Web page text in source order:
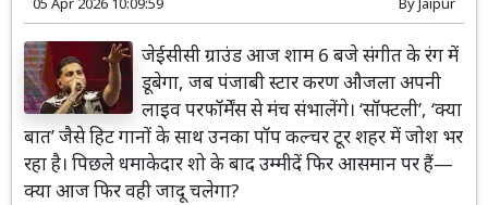
जेईसीसी ग्राउंड आज शाम 6 बजे संगीत के रंग में
डूबेगा, जब पंजाबी स्टार करण औजला अपनी
लाइव परफॉर्मेंस से मंच संभालेंगे। ‘सॉफ्टली’, ‘क्या
बात’ जैसे हिट गानों के साथ उनका पॉप कल्चर टूर शहर में जोश भर
रहा है। पिछले धमाकेदार शो के बाद उम्मीदें फिर आसमान पर हैं—
क्या आज फिर वही जादू चलेगा?